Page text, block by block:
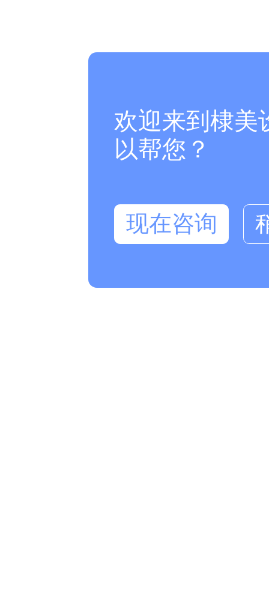
欢迎来到棣美
以帮您？
现在咨询